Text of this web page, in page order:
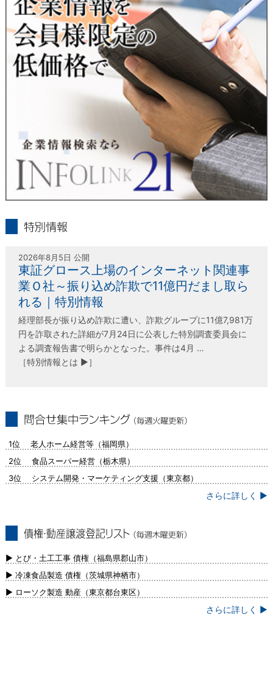
2026年8月5日 公開
東証グロース上場のインターネット関連事
業Ｏ社～振り込め詐欺で11億円だまし取ら
れる｜特別情報
経理部長が振り込め詐欺に遭い、詐欺グループに11億7,981万
円を詐取された詳細が7月24日に公表した特別調査委員会に
よる調査報告書で明らかとなった。事件は4月 …
［特別情報とは ▶］
1位 老人ホーム経営等（福岡県）
2位 食品スーパー経営（栃木県）
3位 システム開発・マーケティング支援（東京都）
さらに詳しく ▶
新）
▶ とび・土工工事 債権（福島県郡山市）
▶ 冷凍食品製造 債権（茨城県神栖市）
▶ ローソク製造 動産（東京都台東区）
さらに詳しく ▶